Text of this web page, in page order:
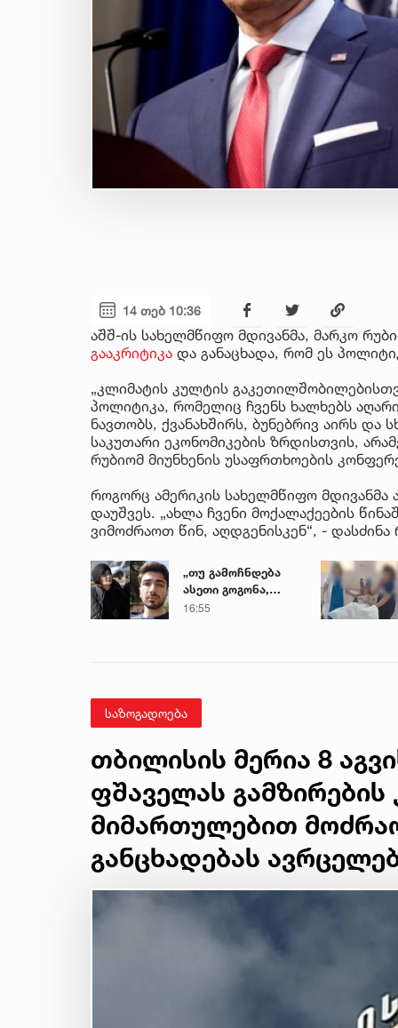
14 თებ 10:36
აშშ-ის სახელმწიფო მდივანმა, მარკო
გააკრიტიკა და განაცხადა, რომ ეს
„კლიმატის კულტის
პოლიტიკა, რომელიც ჩვენს ხალხებს
ნავთობს, ქვანახშირს, ბუნებრივ აირს
საკუთარი ეკონომიკების ზრდისთვის,
რუბიომ მიუნხენის უსაფრთხოების
როგორც ამერიკის სახელმწიფო მდივანმა
დაუშვეს. „ახლა ჩვენი მოქალაქეების
ვიმოძრაოთ წინ, აღდგენისკენ“, - დასძინა
„თუ გამოჩნდება
ასეთი გოგონა,
ოფიციალურად,
16:55
საზოგადოება
თბილისის მერია 8
ფშაველას გამზირების
მიმართულებით
განცხადებას